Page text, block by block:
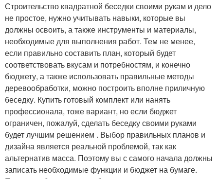
Строительство квадратной беседки своими рукам и дело
не простое, нужно учитывать навыки, которые вы
должны освоить, а также инструменты и материалы,
необходимые для выполнения работ. Тем не менее,
если правильно составить план, который будет
соответствовать вкусам и потребностям, и конечно
бюджету, а также использовать правильные методы
деревообработки, можно построить вполне приличную
беседку. Купить готовый комплект или нанять
профессионала, тоже вариант, но если бюджет
ограничен, пожалуй, сделать беседку своими руками
будет лучшим решением . Выбор правильных планов и
дизайна является реальной проблемой, так как
альтернатив масса. Поэтому вы с самого начала должны
записать необходимые функции и бюджет на бумаге.